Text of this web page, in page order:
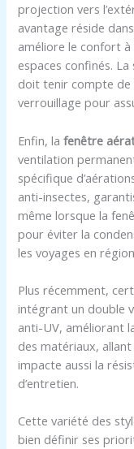
projection vers
avantage réside
améliore le confort
espaces confinés.
doit tenir compte de
verrouillage pour
Enfin, lafenêtre
ventilation
spécifique
anti-insectes,
même lorsque la
pour éviter la
les voyages en
Plus récemment,
intégrant un double
anti-UV, améliorant
des matériaux,
impacte aussi la
d’entretien.
Cette variété des
bien définir ses